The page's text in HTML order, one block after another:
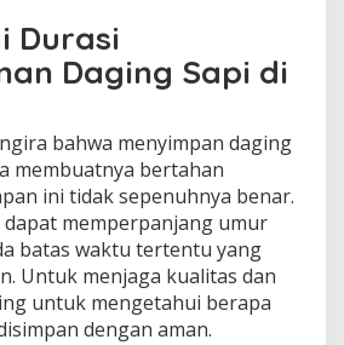
Durasi
Daging Sapi di
bahwa menyimpan daging
membuatnya bertahan
ini tidak sepenuhnya benar.
memperpanjang umur
batas waktu tertentu yang
Untuk menjaga kualitas dan
untuk mengetahui berapa
dengan aman.